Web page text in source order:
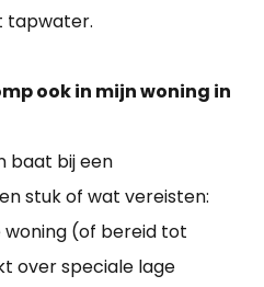
tapwater.
ook in mijn woning in
baat bij een
stuk of wat vereisten:
woning (of bereid tot
over speciale lage